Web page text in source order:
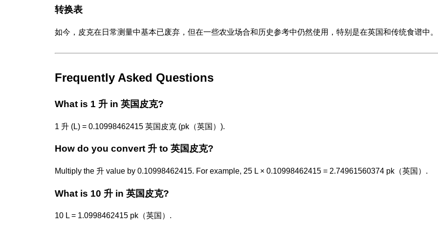
转换表
如今，皮克在日常测量中基本已废弃，但在一些农业场合和历史参考中仍然使用，特别是在英国和传统食谱中。
Frequently Asked Questions
What is 1 升 in 英国皮克?
1 升 (L) = 0.10998462415 英国皮克 (pk（英国）).
How do you convert 升 to 英国皮克?
Multiply the 升 value by 0.10998462415. For example, 25 L × 0.10998462415 = 2.74961560374 pk（英国）.
What is 10 升 in 英国皮克?
10 L = 1.0998462415 pk（英国）.